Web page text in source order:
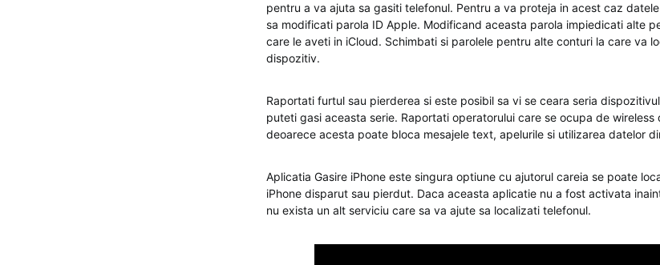
pentru a va ajuta sa gasiti telefonul. Pentru a va proteja in acest caz
sa modificati parola ID Apple. Modificand aceasta parola impiedicati alte
care le aveti in iCloud. Schimbati si parolele pentru alte conturi la care va
dispozitiv.
Raportati furtul sau pierderea si este posibil sa vi se ceara seria
puteti gasi aceasta serie. Raportati operatorului care se ocupa de
deoarece acesta poate bloca mesajele text, apelurile si utilizarea datelor
Aplicatia Gasire iPhone este singura optiune cu ajutorul careia se poate
iPhone disparut sau pierdut. Daca aceasta aplicatie nu a fost activata
nu exista un alt serviciu care sa va ajute sa localizati telefonul.